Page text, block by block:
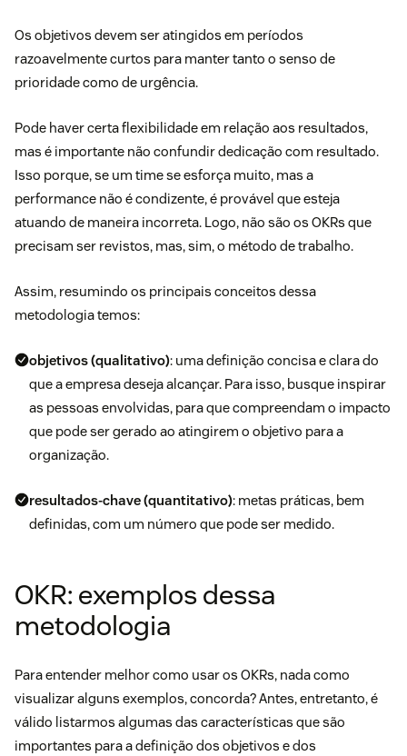
Os objetivos devem ser atingidos em períodos
razoavelmente curtos para manter tanto o senso de
prioridade como de urgência.
Pode haver certa flexibilidade em relação aos resultados,
mas é importante não confundir dedicação com resultado.
Isso porque, se um time se esforça muito, mas a
performance não é condizente, é provável que esteja
atuando de maneira incorreta. Logo, não são os OKRs que
precisam ser revistos, mas, sim, o método de trabalho.
Assim, resumindo os principais conceitos dessa
metodologia temos:
objetivos (qualitativo): uma definição concisa e clara do
que a empresa deseja alcançar. Para isso, busque inspirar
as pessoas envolvidas, para que compreendam o impacto
que pode ser gerado ao atingirem o objetivo para a
organização.
resultados-chave (quantitativo): metas práticas, bem
definidas, com um número que pode ser medido.
OKR: exemplos dessa
metodologia
Para entender melhor como usar os OKRs, nada como
visualizar alguns exemplos, concorda? Antes, entretanto, é
válido listarmos algumas das características que são
importantes para a definição dos objetivos e dos